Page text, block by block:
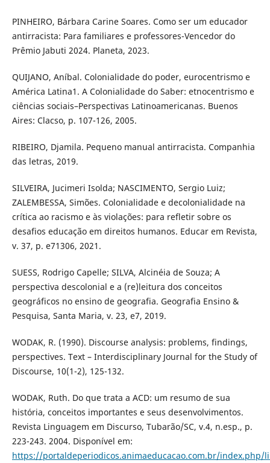
PINHEIRO, Bárbara Carine Soares. Como ser um educador
antirracista: Para familiares e professores-Vencedor do
Prêmio Jabuti 2024. Planeta, 2023.
QUIJANO, Aníbal. Colonialidade do poder, eurocentrismo e
América Latina1. A Colonialidade do Saber: etnocentrismo e
ciências sociais–Perspectivas Latinoamericanas. Buenos
Aires: Clacso, p. 107-126, 2005.
RIBEIRO, Djamila. Pequeno manual antirracista. Companhia
das letras, 2019.
SILVEIRA, Jucimeri Isolda; NASCIMENTO, Sergio Luiz;
ZALEMBESSA, Simões. Colonialidade e decolonialidade na
crítica ao racismo e às violações: para refletir sobre os
desafios educação em direitos humanos. Educar em Revista,
v. 37, p. e71306, 2021.
SUESS, Rodrigo Capelle; SILVA, Alcinéia de Souza; A
perspectiva descolonial e a (re)leitura dos conceitos
geográficos no ensino de geografia. Geografia Ensino &
Pesquisa, Santa Maria, v. 23, e7, 2019.
WODAK, R. (1990). Discourse analysis: problems, findings,
perspectives. Text – Interdisciplinary Journal for the Study of
Discourse, 10(1-2), 125-132.
WODAK, Ruth. Do que trata a ACD: um resumo de sua
história, conceitos importantes e seus desenvolvimentos.
Revista Linguagem em Discurso, Tubarão/SC, v.4, n.esp., p.
223-243. 2004. Disponível em:
https://portaldeperiodicos.animaeducacao.com.br/index.php/